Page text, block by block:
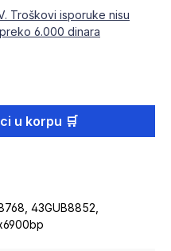
Troškovi isporuke nisu
6.000 dinara
količinu ili
🛒 Ubaci u korpu 🛒
43GUB8852,